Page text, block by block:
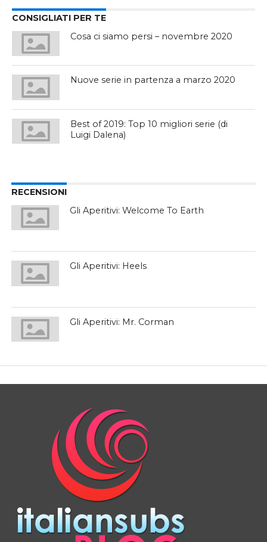
CONSIGLIATI PER TE
Cosa ci siamo persi – novembre 2020
Nuove serie in partenza a marzo 2020
Best of 2019: Top 10 migliori serie (di
Luigi Dalena)
RECENSIONI
Gli Aperitivi: Welcome To Earth
Gli Aperitivi: Heels
Gli Aperitivi: Mr. Corman